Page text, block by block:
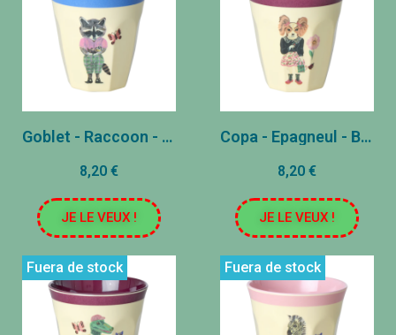
Goblet - Raccoon - Azul
8,20 €
JE LE VEUX !
Copa - Epagneul - Bordeaux
8,20 €
JE LE VEUX !
Fuera de stock Fuera de stock